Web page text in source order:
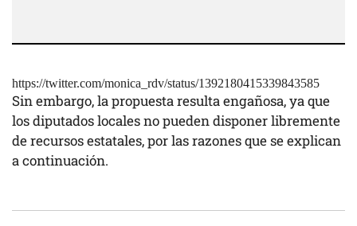
https://twitter.com/monica_rdv/status/1392180415339843585
Sin embargo, la propuesta resulta engañosa, ya que
los diputados locales no pueden disponer libremente
de recursos estatales, por las razones que se explican
a continuación.